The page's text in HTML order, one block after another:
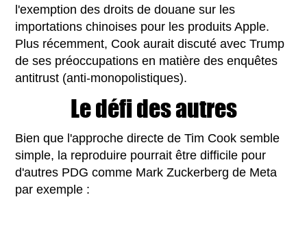
l'exemption des droits de douane sur les
importations chinoises pour les produits Apple.
Plus récemment, Cook aurait discuté avec Trump
de ses préoccupations en matière des enquêtes
antitrust (anti-monopolistiques).
Le défi des autres
Bien que l'approche directe de Tim Cook semble
simple, la reproduire pourrait être difficile pour
d'autres PDG comme Mark Zuckerberg de Meta
par exemple :